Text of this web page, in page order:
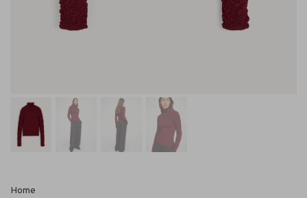
Home